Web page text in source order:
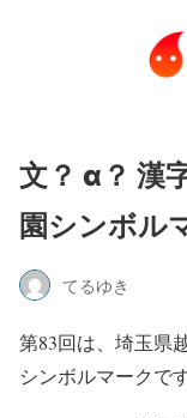
文？ α？ 漢
園シンボル
てるゆき
第83回は、埼玉県
シンボルマークです